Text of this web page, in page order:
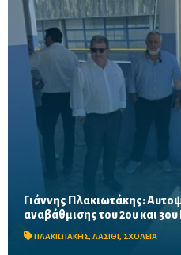
Γιάννης Πλακιωτάκης:
αναβάθμισης του 2ου και
ΠΛΑΚΙΩΤΑΚΗΣ, ΛΑΣΙΘΙ , ΣΧΟΛΕΙΑ
Οι παρεμβάσεις του
αναμένεται να ολοκληρωθούν
Προβλέπονται ανακαινίσεις